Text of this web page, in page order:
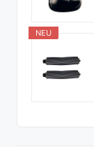
NEU